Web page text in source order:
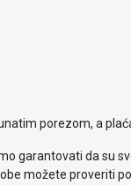
porezom, a
garantovati da su
možete proveriti